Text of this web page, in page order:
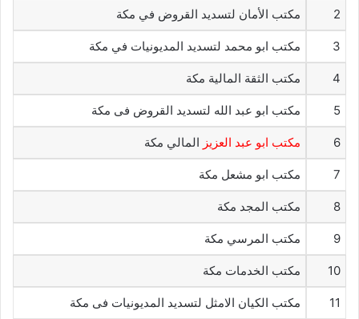
2 مكتب الأمان لتسديد القروض في مكة
3 مكتب ابو محمد لتسديد المديونيات في مكة
4 مكتب الثقة المالية مكة
5 مكتب ابو عبد الله لتسديد القروض فى مكة
6 مكتب ابو عبد العزيز المالي مكة
7 مكتب ابو مشعل مكة
8 مكتب المجد مكة
9 مكتب المرسي مكة
10 مكتب الخدمات مكة
11 مكتب الكيان الامثل لتسديد المديونيات فى مكة